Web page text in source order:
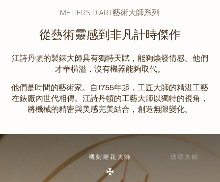
MÉTIERS D'ART藝術大師系列
從藝術靈感到非凡計時傑作
江詩丹頓的製錶大師具有獨特天賦，能夠煥發情感。他們
才華橫溢，沒有機器能夠取代。
他們是時間的藝術家。自1755年起，工匠大師的精湛工藝
在錶廠內世代相傳。江詩丹頓的工藝大師以獨特的視角，
將機械的精密與美感完美結合，創造無限變化。
機刻雕花大師 琺瑯大師